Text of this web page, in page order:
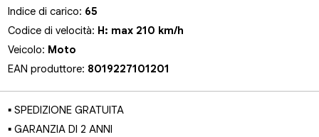
Indice di carico: 65
Codice di velocità: H: max 210 km/h
Veicolo: Moto
EAN produttore: 8019227101201
▪ SPEDIZIONE GRATUITA
▪ GARANZIA DI 2 ANNI